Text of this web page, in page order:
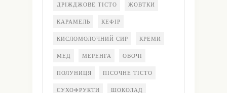
ДРІЖДЖОВЕ ТІСТО ЖОВТКИ
КАРАМЕЛЬ КЕФІР
КИСЛОМОЛОЧНИЙ СИР КРЕМИ
МЕД МЕРЕНГА ОВОЧІ
ПОЛУНИЦЯ ПІСОЧНЕ ТІСТО
СУХОФРУКТИ ШОКОЛАД